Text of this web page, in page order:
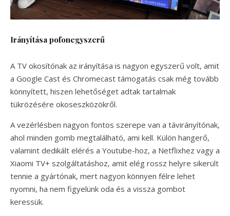
Irányítása pofonegyszerű
A TV okosítónak az irányítása is nagyon egyszerű volt, amit
a Google Cast és Chromecast támogatás csak még tovább
könnyített, hiszen lehetőséget adtak tartalmak
tükrözésére okoseszközökről.
A vezérlésben nagyon fontos szerepe van a távirányítónak,
ahol minden gomb megtalálható, ami kell. Külön hangerő,
valamint dedikált elérés a Youtube-hoz, a Netflixhez vagy a
Xiaomi TV+ szolgáltatáshoz, amit elég rossz helyre sikerült
tennie a gyártónak, mert nagyon könnyen félre lehet
nyomni, ha nem figyelünk oda és a vissza gombot
keressük.